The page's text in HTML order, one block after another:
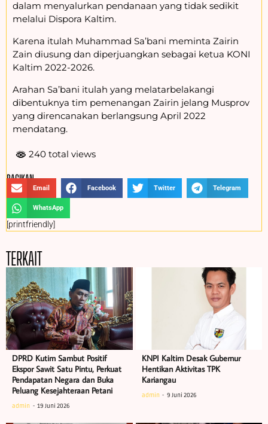
dalam menyalurkan pendanaan yang tidak sedikit
melalui Dispora Kaltim.
Karena itulah Muhammad Sa’bani meminta Zairin
Zain diusung dan diperjuangkan sebagai ketua KONI
Kaltim 2022-2026.
Arahan Sa’bani itulah yang melatarbelakangi
dibentuknya tim pemenangan Zairin jelang Musprov
yang direncanakan berlangsung April 2022
mendatang.
240 total views
BAGIKAN :
Email Facebook Twitter Telegram
WhatsApp
[printfriendly]
TERKAIT
DPRD Kutim Sambut Positif
Ekspor Sawit Satu Pintu, Perkuat
Pendapatan Negara dan Buka
Peluang Kesejahteraan Petani
admin 19 Juni 2026
KNPI Kaltim Desak Gubernur
Hentikan Aktivitas TPK
Kariangau
admin 9 Juni 2026